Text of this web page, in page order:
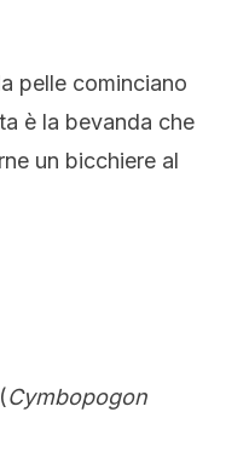
pelle cominciano
è la bevanda che
un bicchiere al
Cymbopogon